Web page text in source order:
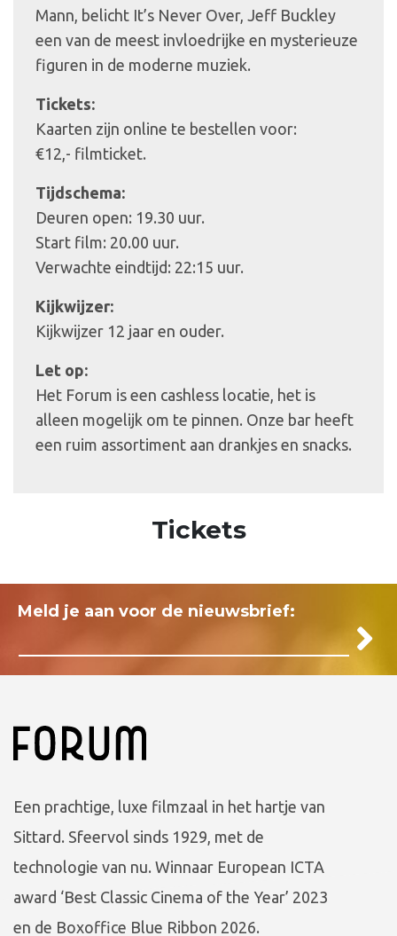
Mann, belicht It’s Never Over, Jeff Buckley
een van de meest invloedrijke en mysterieuze
figuren in de moderne muziek.
Tickets:
Kaarten zijn online te bestellen voor:
€12,- filmticket.
Tijdschema:
Deuren open: 19.30 uur.
Start film: 20.00 uur.
Verwachte eindtijd: 22:15 uur.
Kijkwijzer:
Kijkwijzer 12 jaar en ouder.
Let op:
Het Forum is een cashless locatie, het is
alleen mogelijk om te pinnen. Onze bar heeft
een ruim assortiment aan drankjes en snacks.
Tickets
Meld je aan voor de nieuwsbrief:
Een prachtige, luxe filmzaal in het hartje van
Sittard. Sfeervol sinds 1929, met de
technologie van nu. Winnaar European ICTA
award ‘Best Classic Cinema of the Year’ 2023
en de Boxoffice Blue Ribbon 2026.